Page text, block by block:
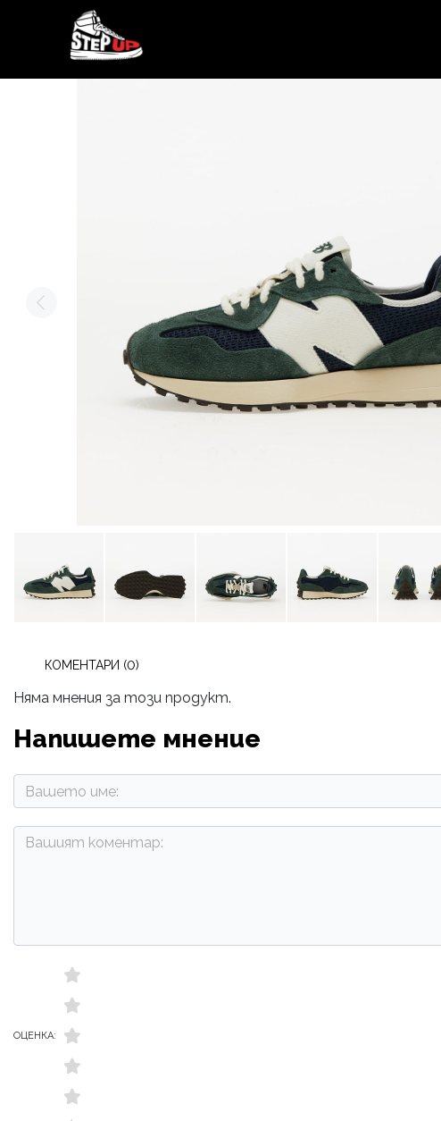
КОМЕНТАРИ (0)
Няма мнения за този продукт.
Напишете мнение
ОЦЕНКА: